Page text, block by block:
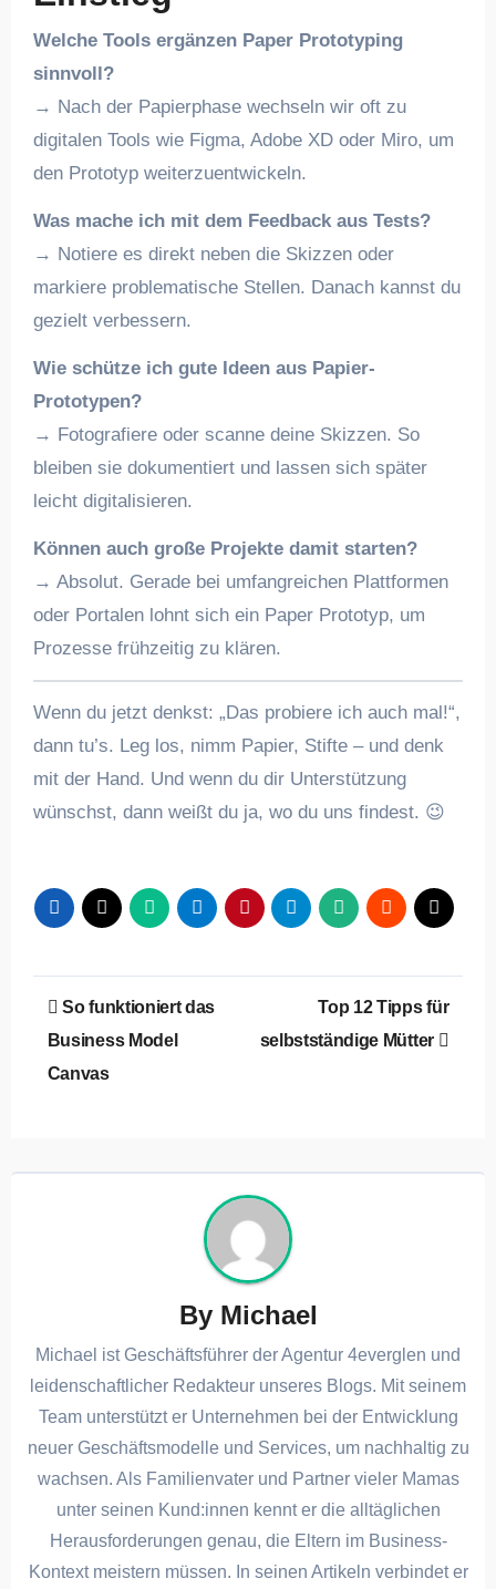
Welche Tools ergänzen Paper Prototyping
sinnvoll?
→ Nach der Papierphase wechseln wir oft zu
digitalen Tools wie Figma, Adobe XD oder Miro, um
den Prototyp weiterzuentwickeln.
Was mache ich mit dem Feedback aus Tests?
→ Notiere es direkt neben die Skizzen oder
markiere problematische Stellen. Danach kannst du
gezielt verbessern.
Wie schütze ich gute Ideen aus Papier-
Prototypen?
→ Fotografiere oder scanne deine Skizzen. So
bleiben sie dokumentiert und lassen sich später
leicht digitalisieren.
Können auch große Projekte damit starten?
→ Absolut. Gerade bei umfangreichen Plattformen
oder Portalen lohnt sich ein Paper Prototyp, um
Prozesse frühzeitig zu klären.
Wenn du jetzt denkst: „Das probiere ich auch mal!“,
dann tu’s. Leg los, nimm Papier, Stifte – und denk
mit der Hand. Und wenn du dir Unterstützung
wünschst, dann weißt du ja, wo du uns findest. 😉
Beitragsnavigation
So funktioniert das
Business Model
Canvas
Top 12 Tipps für
selbstständige Mütter
By Michael
Michael ist Geschäftsführer der Agentur 4everglen und
leidenschaftlicher Redakteur unseres Blogs. Mit seinem
Team unterstützt er Unternehmen bei der Entwicklung
neuer Geschäftsmodelle und Services, um nachhaltig zu
wachsen. Als Familienvater und Partner vieler Mamas
unter seinen Kund:innen kennt er die alltäglichen
Herausforderungen genau, die Eltern im Business-
Kontext meistern müssen. In seinen Artikeln verbindet er